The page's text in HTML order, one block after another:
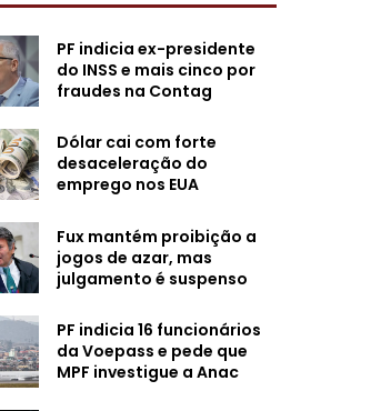
PF indicia ex-presidente
do INSS e mais cinco por
fraudes na Contag
Dólar cai com forte
desaceleração do
emprego nos EUA
Fux mantém proibição a
jogos de azar, mas
julgamento é suspenso
PF indicia 16 funcionários
da Voepass e pede que
MPF investigue a Anac